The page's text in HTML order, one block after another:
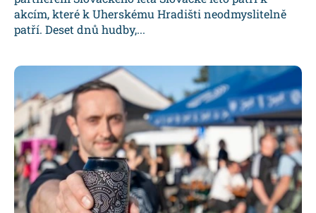
akcím, které k Uherskému Hradišti neodmyslitelně
patří. Deset dnů hudby,...